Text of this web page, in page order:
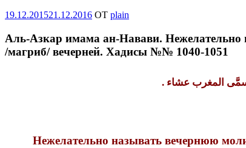
Опубликовано
19.12.201521.12.2016 OT plain
Аль-Азкар имама ан-Навави. Нежелательно
/магриб/ вечерней. Хадисы №№ 1040-1051
المغرب عشاء‏ .‏
Нежелательно называть вечернюю